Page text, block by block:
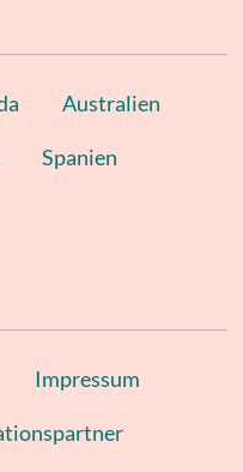
Australien
Spanien
Impressum